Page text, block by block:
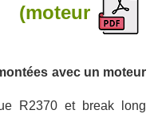
avec un moteur
R2370 et break long